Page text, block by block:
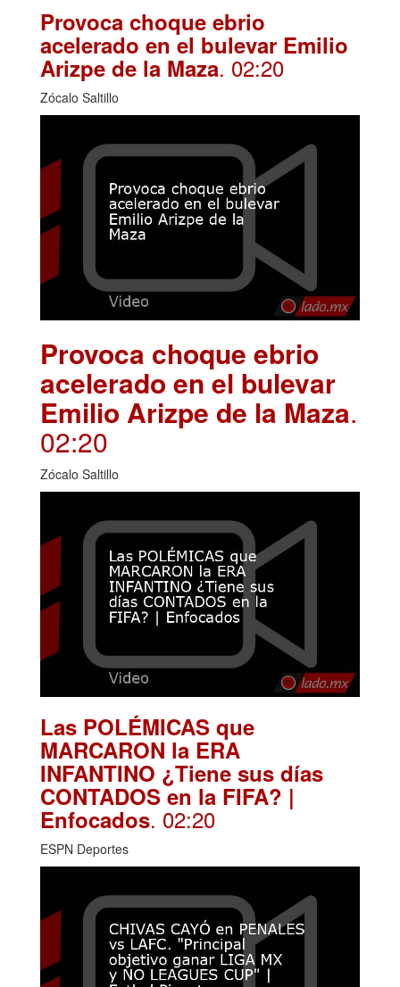
Provoca choque ebrio
acelerado en el bulevar Emilio
Arizpe de la Maza. 02:20
Zócalo Saltillo
Provoca choque ebrio
acelerado en el bulevar
Emilio Arizpe de la Maza.
02:20
Zócalo Saltillo
Las POLÉMICAS que
MARCARON la ERA
INFANTINO ¿Tiene sus días
CONTADOS en la FIFA? |
Enfocados. 02:20
ESPN Deportes